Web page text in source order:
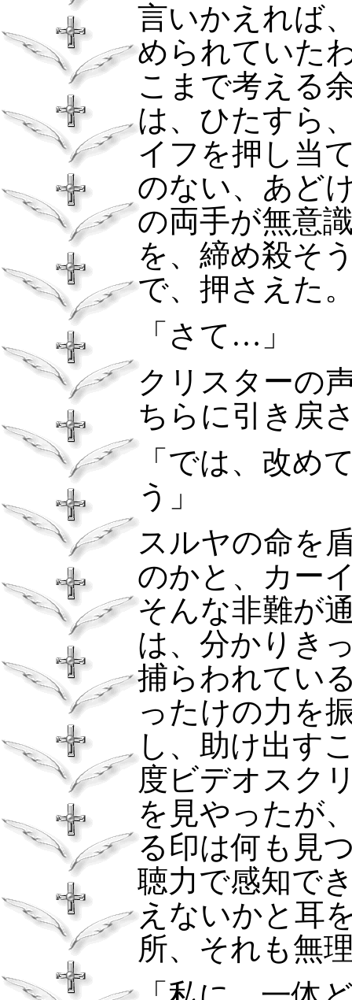
言いかえれば
められていた
こまで考える
は、ひたすら
イフを押し当
のない、あど
の両手が無意
を、締め殺そ
で、押さえた
「さて…」
クリスターの
ちらに引き戻
「では、改め
う」
スルヤの命を
のかと、カー
そんな非難が
は、分かりき
捕らわれてい
ったけの力を
し、助け出す
度ビデオスク
を見やったが
る印は何も見
聴力で感知で
えないかと耳
所、それも無